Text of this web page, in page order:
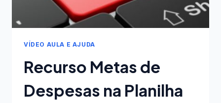
VÍDEO AULA E AJUDA
Recurso Metas de
Despesas na Planilha